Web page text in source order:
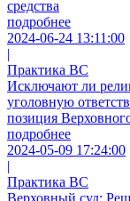
средства
подробнее
2024-06-24 13:11:00
|
Практика ВС
Исключают ли
уголовную
позиция
подробнее
2024-05-09 17:24:00
|
Практика ВС
Верховный суд: